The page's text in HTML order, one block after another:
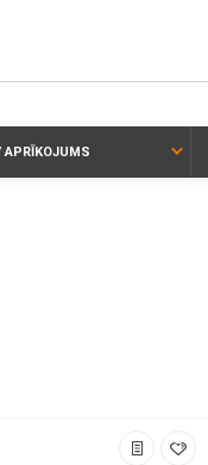
APRĪKOJUMS